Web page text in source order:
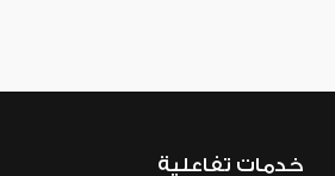
خدمات تفاعلية